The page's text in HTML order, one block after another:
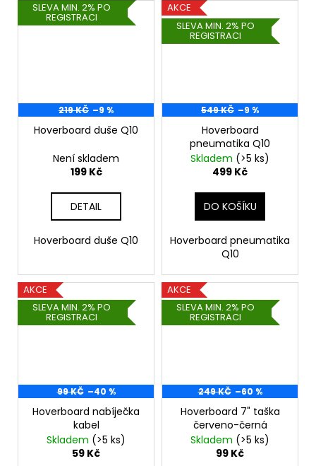
SLEVA MIN. 2% PO
REGISTRACI
219 KČ –9 %
Hoverboard duše Q10
Není skladem
199 Kč
DETAIL
Hoverboard duše Q10
AKCE
SLEVA MIN. 2% PO
REGISTRACI
549 KČ –9 %
Hoverboard
pneumatika Q10
Skladem (>5 ks)
499 Kč
DO KOŠÍKU
Hoverboard pneumatika
Q10
AKCE
SLEVA MIN. 2% PO
REGISTRACI
99 KČ –40 %
Hoverboard nabíječka
kabel
Skladem (>5 ks)
59 Kč
AKCE
SLEVA MIN. 2% PO
REGISTRACI
249 KČ –60 %
Hoverboard 7" taška
červeno-černá
Skladem (>5 ks)
99 Kč